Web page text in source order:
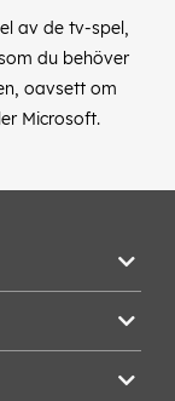
av de tv-spel,
du behöver
oavsett om
Microsoft.